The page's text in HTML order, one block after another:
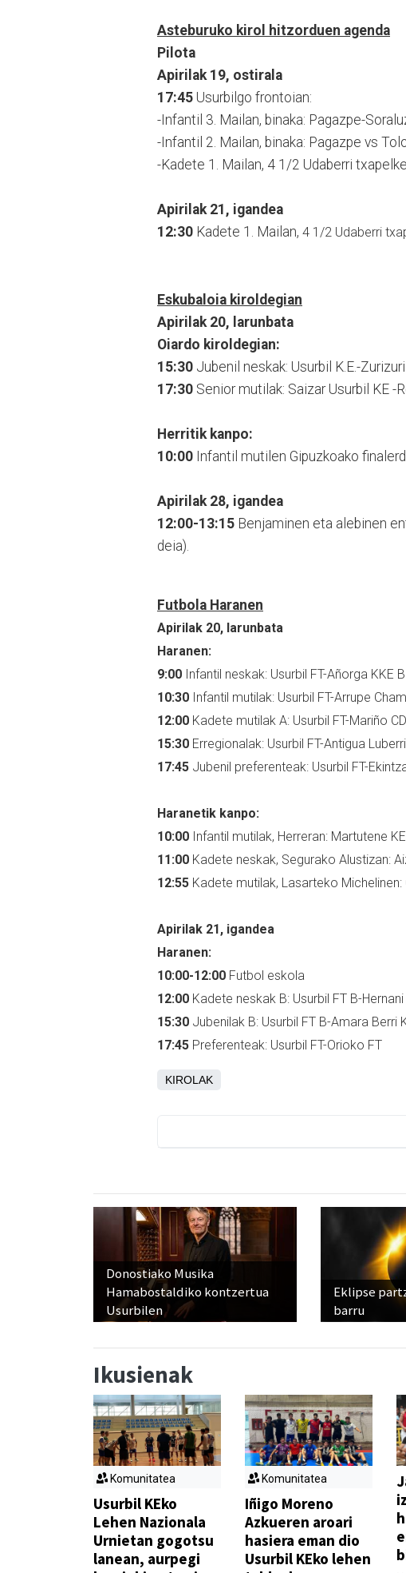
Asteburuko kirol hitzorduen agenda
Pilota
Apirilak 19, ostirala
17:45 Usurbilgo frontoian:
-Infantil 3. Mailan, binaka: Pagazpe-
-Infantil 2. Mailan, binaka: Pagazpe vs
-Kadete 1. Mailan, 4 1/2 Udaberri
Apirilak 21, igandea
12:30 Kadete 1. Mailan, 4 1/2 Udaberri
Eskubaloia kiroldegian
Apirilak 20, larunbata
Oiardo kiroldegian:
15:30 Jubenil neskak: Usurbil K.E.-
17:30 Senior mutilak: Saizar Usurbil KE -
Herritik kanpo:
10:00 Infantil mutilen Gipuzkoako
Apirilak 28, igandea
12:00-13:15 Benjaminen eta alebinen
deia).
Futbola Haranen
Apirilak 20, larunbata
Haranen:
9:00 Infantil neskak: Usurbil FT-Añorga KKE B
10:30 Infantil mutilak: Usurbil FT-Arrupe
12:00 Kadete mutilak A: Usurbil FT-Mariño
15:30 Erregionalak: Usurbil FT-Antigua Luberri
17:45 Jubenil preferenteak: Usurbil FT-
Haranetik kanpo:
10:00 Infantil mutilak, Herreran: Martutene
11:00 Kadete neskak, Segurako Alustizan:
12:55 Kadete mutilak, Lasarteko Michelinen:
Apirilak 21, igandea
Haranen:
10:00-12:00 Futbol eskola
12:00 Kadete neskak B: Usurbil FT B-Hernani
15:30 Jubenilak B: Usurbil FT B-Amara Berri
17:45 Preferenteak: Usurbil FT-Orioko FT
KIROLAK
Donostiako Musika
Hamabostaldiko kontzertua
Usurbilen
Eklipse
barru
Ikusienak
Komunitatea
Usurbil KEko
Lehen Nazionala
Urnietan gogotsu
lanean, aurpegi
Komunitatea
Iñigo Moreno
Azkueren aroari
hasiera eman dio
Usurbil KEko lehen